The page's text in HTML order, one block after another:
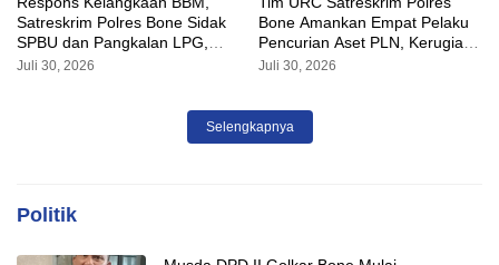
Satreskrim Polres Bone Sidak
SPBU dan Pangkalan LPG,
AKP Alvin Aji Imbau Pengelola
Juli 30, 2026
Bone Amankan Empat Pelaku
Pencurian Aset PLN, Kerugian
Ditaksir Capai Rp 3 Milyar
Juli 30, 2026
Selengkapnya
Politik